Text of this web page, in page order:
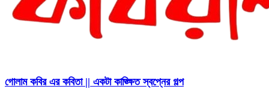
গোলাম কবির এর কবিতা || একটা কাঙ্ক্ষিত স্বপ্নের গল্প